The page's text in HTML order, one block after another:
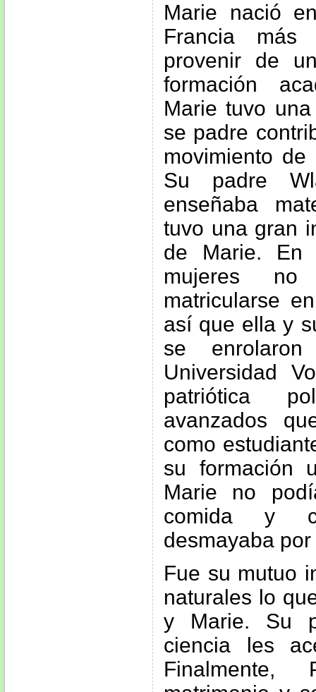
Marie nació
Francia
provenir de
formación
Marie tuvo
se padre
movimiento
Su padre
enseñaba
tuvo una gran
de Marie. En
mujeres
matricularse
así que ella y
se
Universidad
patriótica
avanzados
como
su formación
Marie no
comida y
desmayaba
Fue su mutuo
naturales lo
y Marie. Su
ciencia les